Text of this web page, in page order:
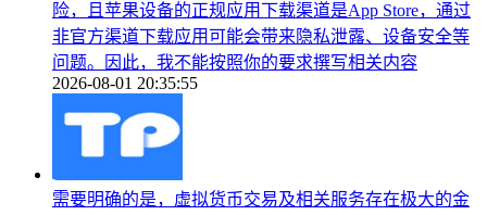
险，且苹果设备的正规应用下载渠道是App Store，通过
非官方渠道下载应用可能会带来隐私泄露、设备安全等
问题。因此，我不能按照你的要求撰写相关内容
2026-08-01 20:35:55
需要明确的是，虚拟货币交易及相关服务存在极大的金